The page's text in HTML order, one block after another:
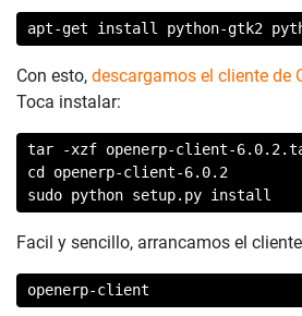
apt-get install python-gtk2
Con esto, descargamos el cliente de
Toca instalar:
tar -xzf openerp-client-
cd openerp-client-6.0.2
sudo python setup.py install
Facil y sencillo, arrancamos el
openerp-client